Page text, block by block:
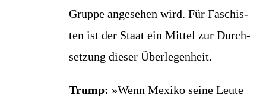
Grup­pe ange­se­hen wird. Für Faschis­
ten ist der Staat ein Mit­tel zur Durch­
set­zung die­ser Überlegenheit.
Trump: »Wenn Mexi­ko sei­ne Leu­te